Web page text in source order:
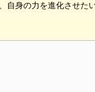
自身の力を進化させた